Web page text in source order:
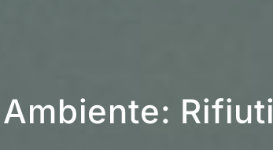
Ambiente: Rifiuti